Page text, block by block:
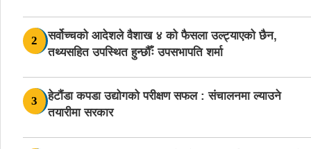
2
सर्वोच्चको आदेशले वैशाख ४ को फैसला उल्ट्याएको छैन,
तथ्यसहित उपस्थित हुन्छौँः उपसभापति शर्मा
3
हेटौंडा कपडा उद्योगको परीक्षण सफल : संचालनमा ल्याउने
तयारीमा सरकार